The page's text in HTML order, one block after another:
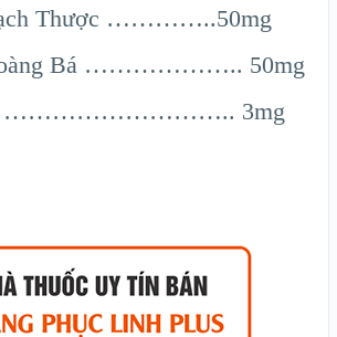
Thược …………..50mg
Bá ……………….. 50mg
……………………….. 3mg